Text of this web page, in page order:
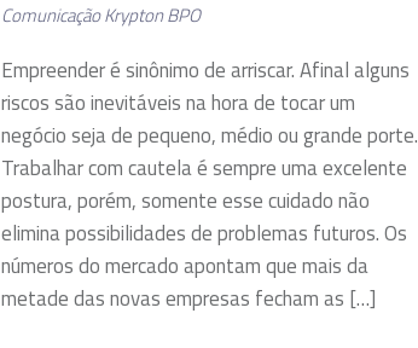
Comunicação Krypton BPO
Empreender é sinônimo de arriscar. Afinal alguns
riscos são inevitáveis na hora de tocar um
negócio seja de pequeno, médio ou grande porte.
Trabalhar com cautela é sempre uma excelente
postura, porém, somente esse cuidado não
elimina possibilidades de problemas futuros. Os
números do mercado apontam que mais da
metade das novas empresas fecham as […]